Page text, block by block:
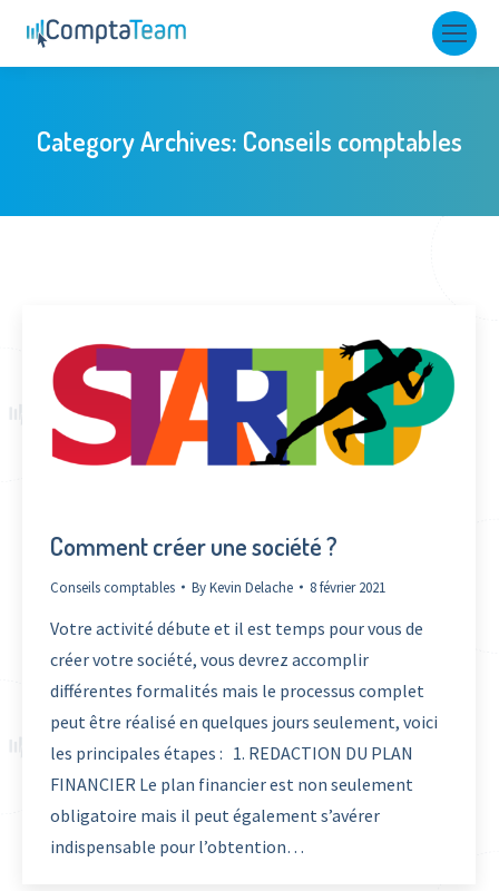
Category Archives: Conseils comptables
Comment créer une société ?
Conseils comptables ByKevin Delache 8 février 2021
Votre activité débute et il est temps pour vous de
créer votre société, vous devrez accomplir
différentes formalités mais le processus complet
peut être réalisé en quelques jours seulement, voici
les principales étapes : 1. REDACTION DU PLAN
FINANCIER Le plan financier est non seulement
obligatoire mais il peut également s’avérer
indispensable pour l’obtention…